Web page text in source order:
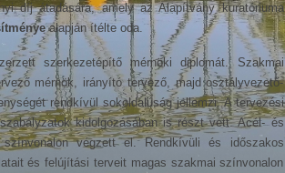
díj átadására, amely az Alapítvány kuratóriuma
alapján ítélte oda.
szerkezetépítő mérnöki diplomát. Szakmai
mérnök, irányító tervező, majd osztályvezető-
rendkívül sokoldalúság jellemzi. A tervezési
kidolgozásában is részt vett. Acél- és
végzett el. Rendkívüli és időszakos
és felújítási terveit magas szakmai színvonalon